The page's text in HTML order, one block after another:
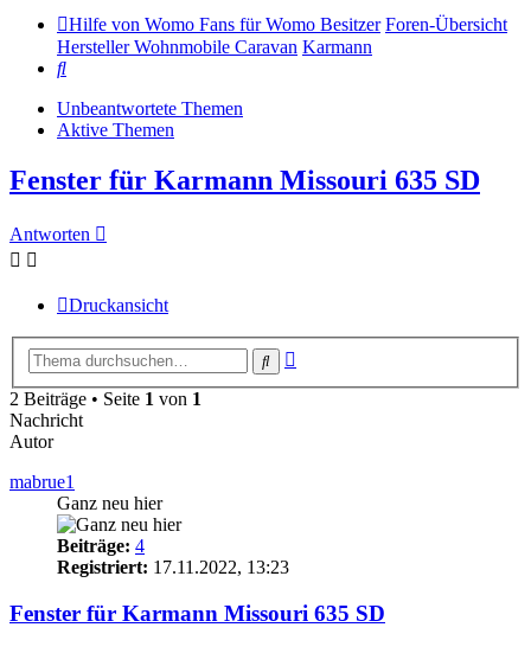
Hilfe von Womo Fans für Womo Besitzer Foren-Übersicht
Hersteller Wohnmobile Caravan Karmann
Suche
Unbeantwortete Themen
Aktive Themen
Fenster für Karmann Missouri 635 SD
Antworten
Druckansicht
Suche
2 Beiträge • Seite 1 von 1
Nachricht
Autor
mabrue1
Ganz neu hier
Beiträge: 4
Registriert: 17.11.2022, 13:23
Fenster für Karmann Missouri 635 SD